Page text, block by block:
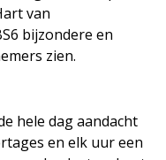
van
bijzondere en
zien.
hele dag aandacht
en elk uur een